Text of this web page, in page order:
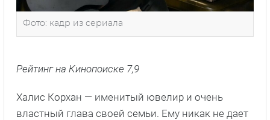
Фото: кадр из сериала
Рейтинг на Кинопоиске 7,9
Халис Корхан — именитый ювелир и очень
властный глава своей семьи. Ему никак не дает